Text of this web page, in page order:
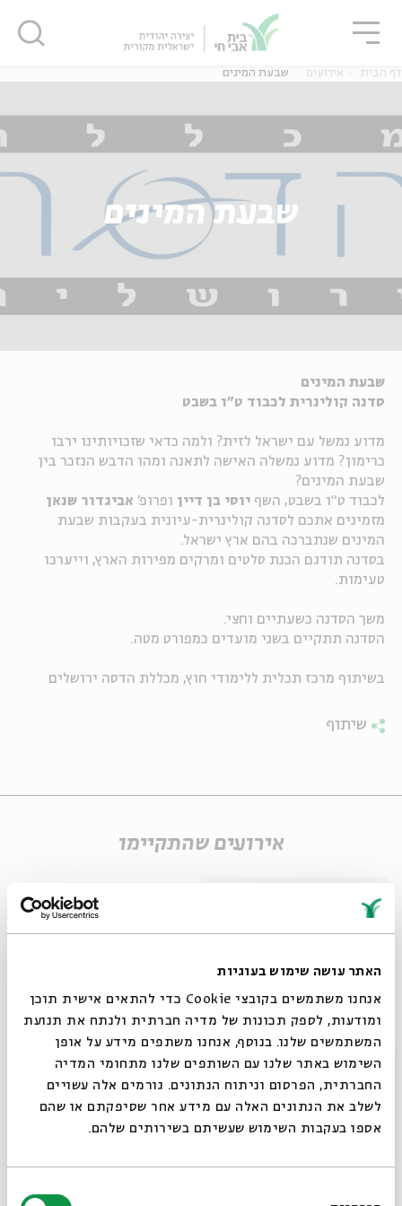
האתר עושה שימוש בעוגיות
אנחנו משתמשים בקובצי Cookie כדי להתאים אישית תוכן
ומודעות, לספק תכונות של מדיה חברתית ולנתח את תנועת
המשתמשים שלנו. בנוסף, אנחנו משתפים מידע על אופן
השימוש באתר שלנו עם השותפים שלנו מתחומי המדיה
החברתית, הפרסום וניתוח הנתונים. גורמים אלה עשויים
לשלב את הנתונים האלה עם מידע אחר שסיפקתם או שהם
אספו בעקבות השימוש שעשיתם בשירותים שלהם.
דף הבית אירועים שבעת המינים
שבעת המינים
שבעת המינים
סדנה קולינרית לכבוד ט"ו בשבט
מדוע נמשל עם ישראל לזית? ולמה כדאי שזכויותינו ירבו
כרימון? מדוע נמשלה האישה לתאנה ומהו הדבש הנזכר בין
שבעת המינים?
לכבוד ט"ו בשבט, השף יוסי בן דיין ופרופ' אביגדור שנאן
מזמינים אתכם לסדנה קולינרית-עיונית בעקבות שבעת
המינים שנתברכה בהם ארץ ישראל.
בסדנה תודגם הכנת סלטים ומרקים מפירות הארץ, וייערכו
טעימות.
משך הסדנה כשעתיים וחצי.
הסדנה תתקיים בשני מועדים כמפורט מטה.
בשיתוף מרכז תכלית ללימודי חוץ, מכללת הדסה ירושלים
שיתוף
אירועים שהתקיימו
שבעת המינים
מתוך:שבעת המינים
סגור
סגור